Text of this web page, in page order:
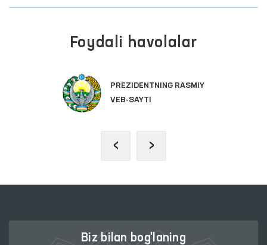
Foydali havolalar
PREZIDENTNING RASMIY
VEB-SAYTI
‹ ›
Biz bilan bog'laning